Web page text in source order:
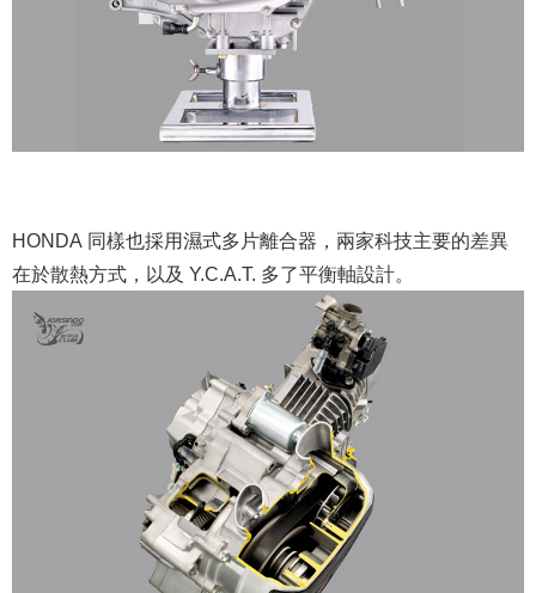
HONDA 同樣也採用濕式多片離合器，兩家科技主要的差異
在於散熱方式，以及 Y.C.A.T. 多了平衡軸設計。